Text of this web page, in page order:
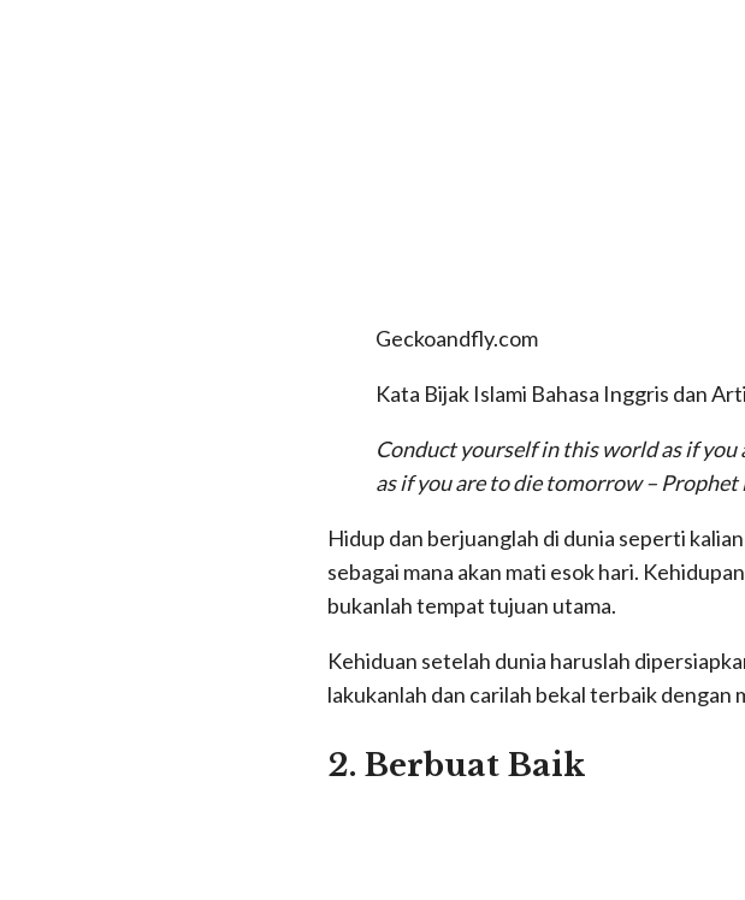
Geckoandfly.com
Kata Bijak Islami Bahasa Inggris dan
Conduct yourself in this world as if
as if you are to die tomorrow –
Hidup dan berjuanglah di dunia seperti
sebagai mana akan mati esok hari.
bukanlah tempat tujuan utama.
Kehiduan setelah dunia haruslah
lakukanlah dan carilah bekal terbaik dengan
2. Berbuat Baik